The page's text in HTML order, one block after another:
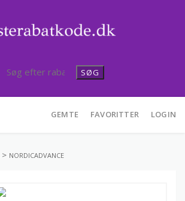
SØG
GEMTE FAVORITTER LOGIN
> NORDICADVANCE